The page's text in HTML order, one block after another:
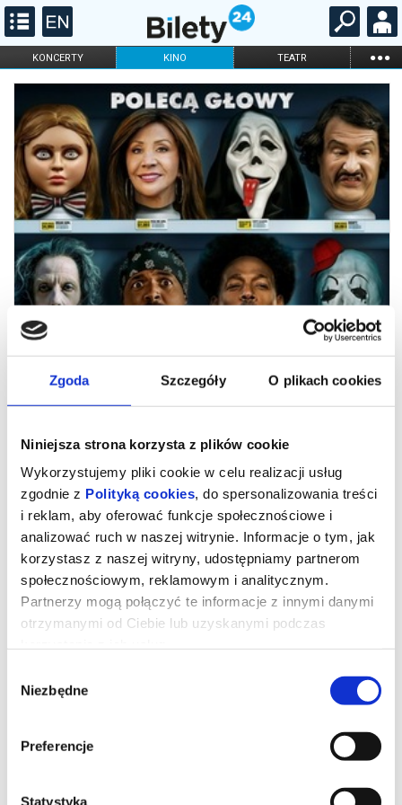
Zgoda Szczegóły O plikach cookies
Niniejsza strona korzysta z plików cookie
Wykorzystujemy pliki cookie w celu realizacji usług
zgodnie z Polityką cookies, do spersonalizowania treści
i reklam, aby oferować funkcje społecznościowe i
analizować ruch w naszej witrynie. Informacje o tym, jak
korzystasz z naszej witryny, udostępniamy partnerom
społecznościowym, reklamowym i analitycznym.
Partnerzy mogą połączyć te informacje z innymi danymi
otrzymanymi od Ciebie lub uzyskanymi podczas
zgody
Niezbędne
Preferencje
Statystyka
KONCERTY KINO TEATR ...
FILHARMONIA OPERA I BALET
STAND-UP
DLA DZIECI
ONLINE KARNETY
STRASZNY FILM - napisy
Seria filmów Straszny Film (Scary Movie) została stworzona
przez Marlona Wayansa, Shawna Wayansa i Keenena Ivory’ego
Komedie z serii Straszny Film na początku lat 90-tych zarobiły na